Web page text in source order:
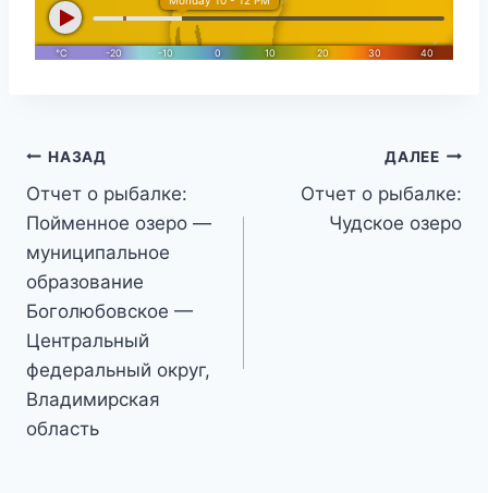
Навигация
по
записям
НАЗАД
Отчет о рыбалке:
Пойменное озеро —
муниципальное
образование
Боголюбовское —
Центральный
федеральный округ,
Владимирская
область
ДАЛЕЕ
Отчет о рыбалке:
Чудское озеро